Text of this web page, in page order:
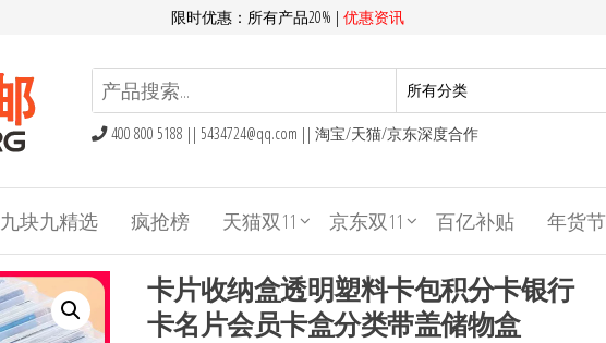
限时优惠：所有产品20% | 优惠资讯
400 800 5188 || 5434724@qq.com || 淘宝/天猫/京东深度合作
九块九精选 疯抢榜 天猫双11 京东双11 百亿补贴 年货节
卡片收纳盒透明塑料卡包积分卡银行
卡名片会员卡盒分类带盖储物盒